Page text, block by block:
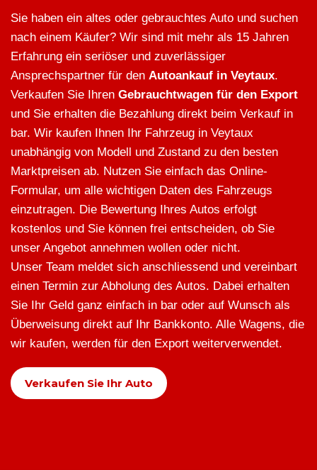
Sie haben ein altes oder gebrauchtes Auto und suchen
nach einem Käufer? Wir sind mit mehr als 15 Jahren
Erfahrung ein seriöser und zuverlässiger
Ansprechspartner für den Autoankauf in Veytaux.
Verkaufen Sie Ihren Gebrauchtwagen für den Export
und Sie erhalten die Bezahlung direkt beim Verkauf in
bar. Wir kaufen Ihnen Ihr Fahrzeug in Veytaux
unabhängig von Modell und Zustand zu den besten
Marktpreisen ab. Nutzen Sie einfach das Online-
Formular, um alle wichtigen Daten des Fahrzeugs
einzutragen. Die Bewertung Ihres Autos erfolgt
kostenlos und Sie können frei entscheiden, ob Sie
unser Angebot annehmen wollen oder nicht.
Unser Team meldet sich anschliessend und vereinbart
einen Termin zur Abholung des Autos. Dabei erhalten
Sie Ihr Geld ganz einfach in bar oder auf Wunsch als
Überweisung direkt auf Ihr Bankkonto. Alle Wagens, die
wir kaufen, werden für den Export weiterverwendet.
Verkaufen Sie Ihr Auto